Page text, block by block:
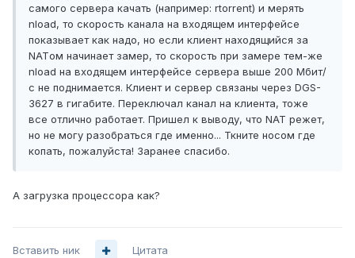
самого сервера качать (например: rtorrent) и мерять
nload, то скорость канала на входящем интерфейсе
показывает как надо, но если клиент находящийся за
NATом начинает замер, то скорость при замере тем-же
nload на входящем интерфейсе сервера выше 200 Мбит/
с не поднимается. Клиент и сервер связаны через DGS-
3627 в гигабите. Переключал канал на клиента, тоже
все отлично работает. Пришел к выводу, что NAT режет,
но не могу разобраться где именно... Ткните носом где
копать, пожалуйста! Заранее спасибо.
А загрузка процессора как?
Вставить ник Цитата